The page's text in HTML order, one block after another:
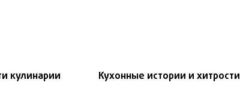
кулинарии Кухонные истории и хитрости